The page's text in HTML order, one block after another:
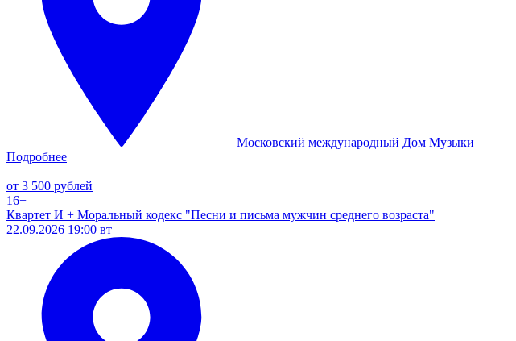
Московский международный Дом Музыки
Подробнее
от 3 500 рублей
16+
Квартет И + Моральный кодекс "Песни и письма мужчин среднего возраста"
22.09.2026 19:00 вт